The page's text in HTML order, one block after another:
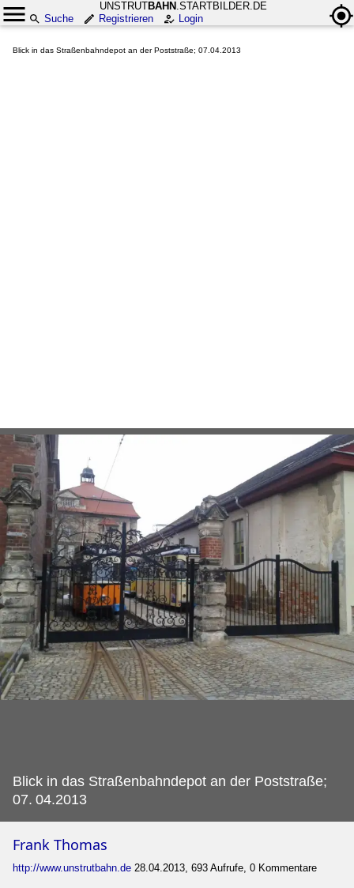
UNSTRUTBAHN .STARTBILDER.DE
Suche
Registrieren Login
Blick in das Straßenbahndepot an der Poststraße; 07.04.2013
Blick in das Straßenbahndepot an der Poststraße;
07. 04.2013
Frank Thomas
http://www.unstrutbahn.de 28.04.2013, 693 Aufrufe, 0 Kommentare